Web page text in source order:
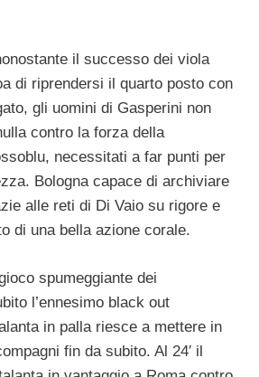
il successo dei viola
di riprendersi il quarto posto con
gli uomini di Gasperini non
contro la forza della
necessitati a far punti per
Bologna capace di archiviare
alle reti di Di Vaio su rigore e
di una bella azione corale.
spumeggiante dei
l’ennesimo black out
in palla riesce a mettere in
fin da subito. Al 24′ il